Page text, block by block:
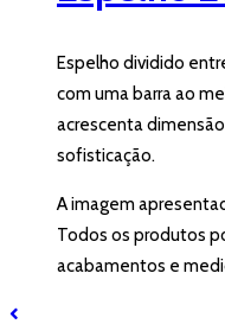
Espelho dividido
com uma barra ao
acrescenta
sofisticação.
A imagem
Todos os produtos
acabamentos e